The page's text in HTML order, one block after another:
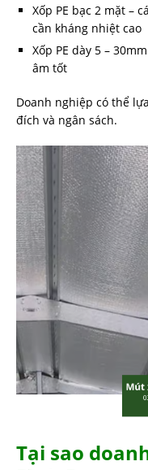
Xốp PE bạc 2 mặt –
cần kháng nhiệt cao
Xốp PE dày 5 –
âm tốt
Doanh nghiệp có thể
đích và ngân sách.
Tại sao